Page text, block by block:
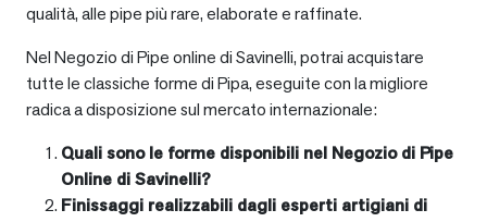
qualità, alle pipe più rare, elaborate e raffinate.
Nel Negozio di Pipe online di Savinelli, potrai acquistare
tutte le classiche forme di Pipa, eseguite con la migliore
radica a disposizione sul mercato internazionale:
Quali sono le forme disponibili nel Negozio di Pipe
Online di Savinelli?
Finissaggi realizzabili dagli esperti artigiani di